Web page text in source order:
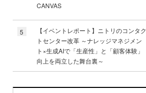
CANVAS
5
【イベントレポート】ニトリのコンタク
トセンター改革 ～ナレッジマネジメン
ト×生成AIで「生産性」と「顧客体験」
向上を両立した舞台裏～